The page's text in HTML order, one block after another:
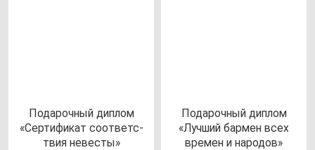
Пода­роч­ный дип­лом
«Сер­ти­фи­кат со­от­ветс­
твия не­вес­ты»
Пода­роч­ный дип­лом
«Луч­ший бар­мен всех
вре­мен и на­ро­дов»